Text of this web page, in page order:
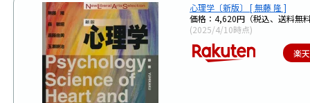
心理学〔新版〕 [ 無藤 隆 ]
価格：4,620円（税込、送料無
(2025/4/10時点)
楽